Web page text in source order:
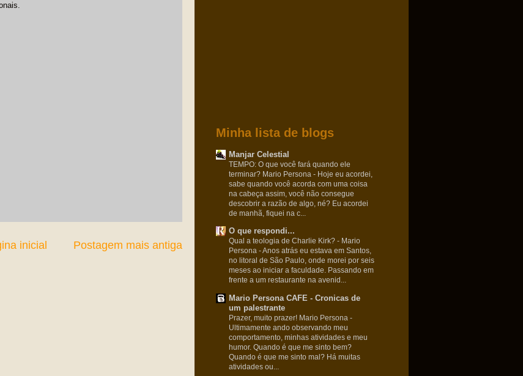
Postagem mais antiga
inicial
Minha lista de blogs
Manjar Celestial
TEMPO: O que você fará quando ele
terminar? Mario Persona - Hoje eu acordei,
sabe quando você acorda com uma coisa
na cabeça assim, você não consegue
descobrir a razão de algo, né? Eu acordei
de manhã, fiquei na c...
O que respondi...
Qual a teologia de Charlie Kirk? - Mario
Persona -Anos atrás eu estava em Santos,
no litoral de São Paulo, onde morei por seis
meses ao iniciar a faculdade. Passando em
frente a um restaurante na avenid...
Mario Persona CAFE - Cronicas de
um palestrante
Prazer, muito prazer! Mario Persona -
Ultimamente ando observando meu
comportamento, minhas atividades e meu
humor. Quando é que me sinto bem?
Quando é que me sinto mal? Há muitas
atividades ou...